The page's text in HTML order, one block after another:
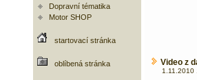
Dopravní tématika
Motor SHOP
startovací stránka
oblíbená stránka Video z
1.11.2010